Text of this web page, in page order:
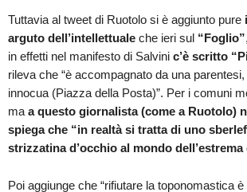
Tuttavia al tweet di Ruotolo si è aggiunto pure
arguto dell’intellettuale che ieri sul “Foglio”
in effetti nel manifesto di Salvini c’è scritto
rileva che “è accompagnato da una
innocua (Piazza della Posta)”. Per i comuni
ma a questo giornalista (come a Ruotolo)
spiega che “in realtà si tratta di uno
strizzatina d’occhio al mondo dell’estrema
Poi aggiunge che “rifiutare la toponomastica